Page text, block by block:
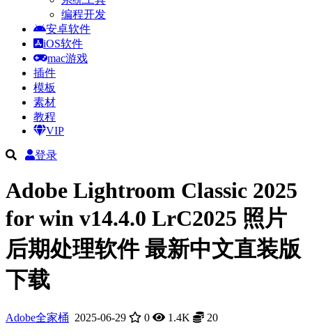
编程开发
安卓软件
iOS软件
mac游戏
插件
模板
素材
教程
VIP
登录
Adobe Lightroom Classic 2025
for win v14.4.0 LrC2025 照片
后期处理软件 最新中文直装版
下载
Adobe全家桶 2025-06-29 0 1.4K 20